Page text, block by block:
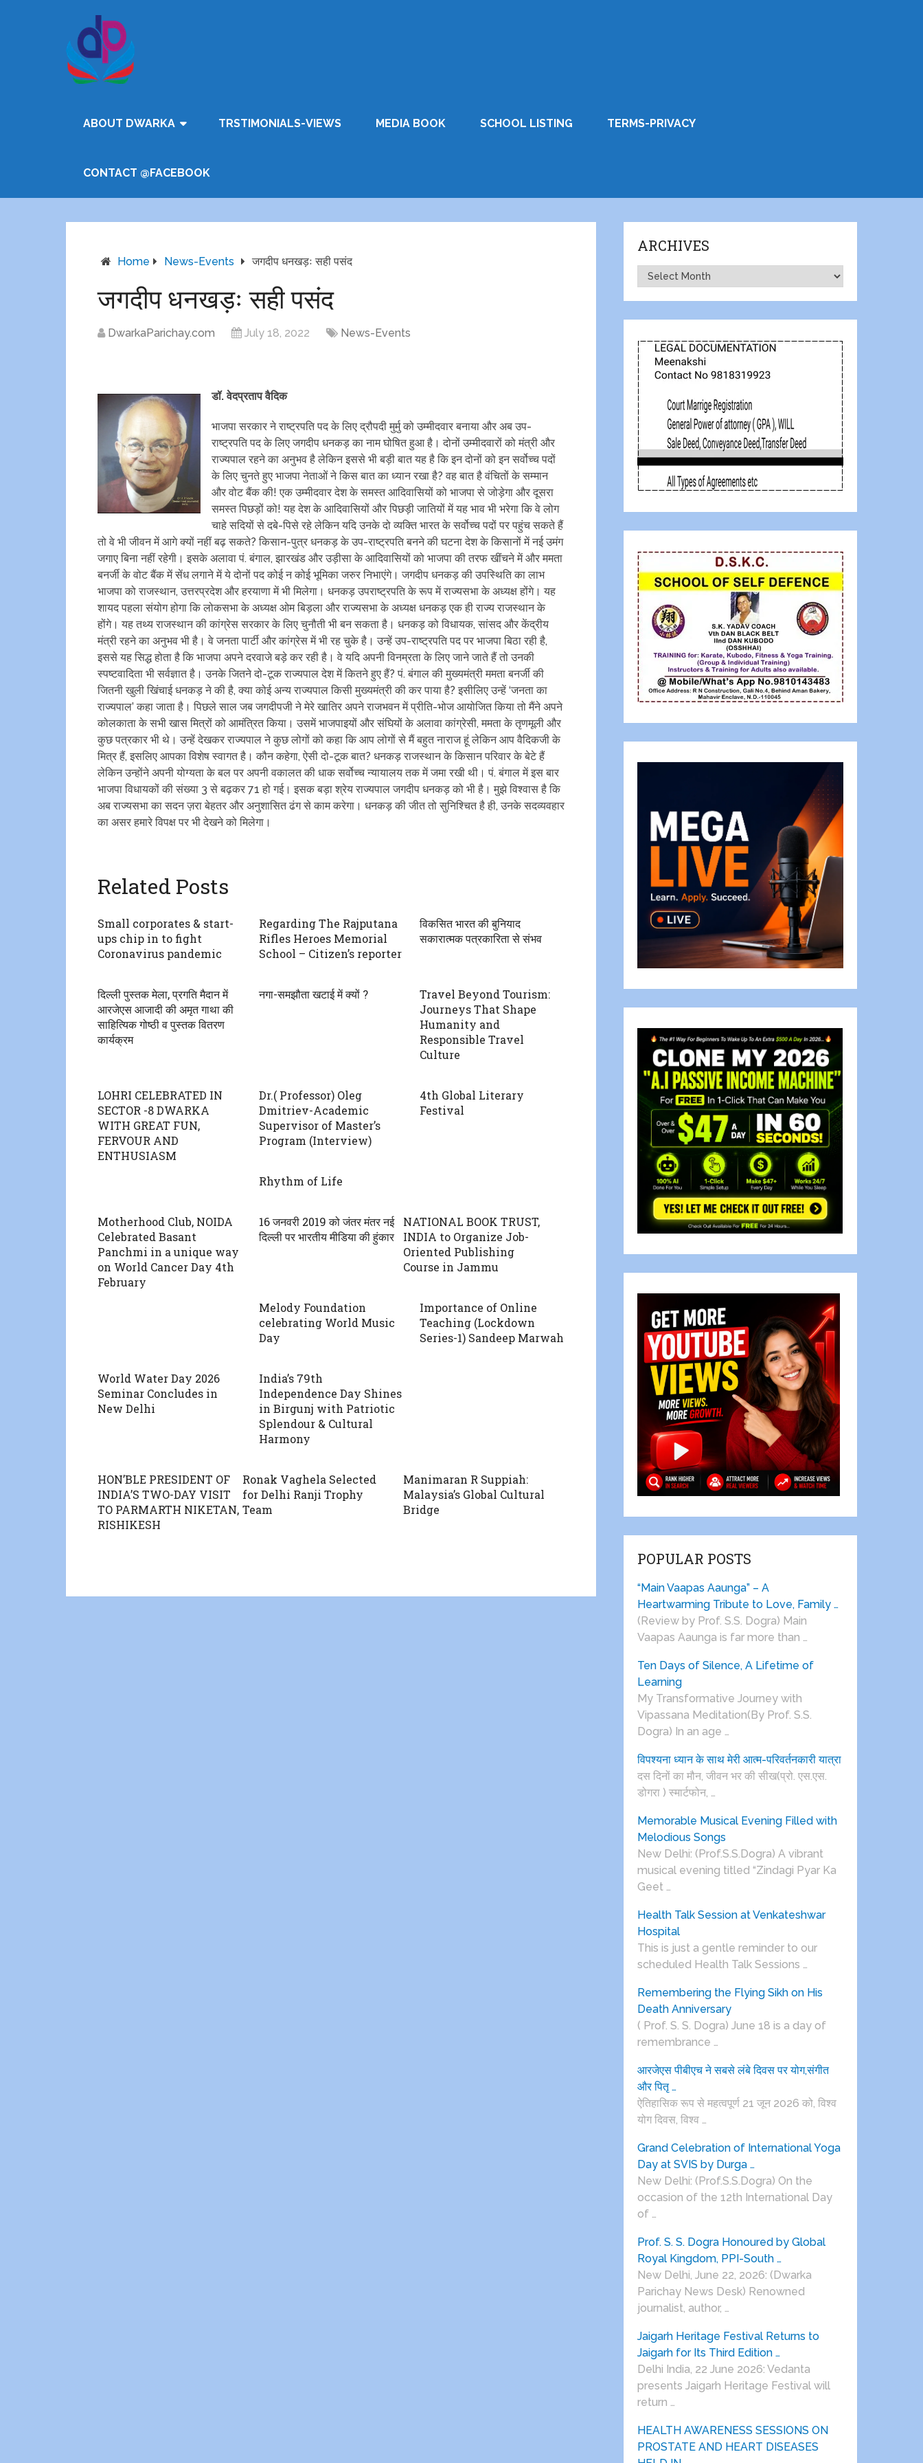
ABOUT DWARKA TRSTIMONIALS-VIEWS MEDIA BOOK SCHOOL LISTING TERMS-PRIVACY
CONTACT @FACEBOOK
Home News-Events जगदीप धनखड़ः सही पसंद
जगदीप धनखड़ः सही पसंद
DwarkaParichay.com July 18, 2022 News-Events
डॉ. वेदप्रताप वैदिक
भाजपा सरकार ने राष्ट्रपति पद के लिए द्रौपदी मुर्मु को उम्मीदवार बनाया और अब उप-
राष्ट्रपति पद के लिए जगदीप धनकड़ का नाम घोषित हुआ है। दोनों उम्मीदवारों को मंत्री और
राज्यपाल रहने का अनुभव है लेकिन इससे भी बड़ी बात यह है कि इन दोनों को इन सर्वोच्च पदों
के लिए चुनते हुए भाजपा नेताओं ने किस बात का ध्यान रखा है? वह बात है वंचितों के सम्मान
और वोट बैंक की! एक उम्मीदवार देश के समस्त आदिवासियों को भाजपा से जोड़ेगा और दूसरा
समस्त पिछड़ों को! यह देश के आदिवासियों और पिछड़ी जातियों में यह भाव भी भरेगा कि वे लोग
चाहे सदियों से दबे-पिसे रहे लेकिन यदि उनके दो व्यक्ति भारत के सर्वोच्च पदों पर पहुंच सकते हैं
तो वे भी जीवन में आगे क्यों नहीं बढ़ सकते? किसान-पुत्र धनकड़ के उप-राष्ट्रपति बनने की घटना देश के किसानों में नई उमंग
जगाए बिना नहीं रहेगी। इसके अलावा पं. बंगाल, झारखंड और उड़ीसा के आदिवासियों को भाजपा की तरफ खींचने में और ममता
बनर्जी के वोट बैंक में सेंध लगाने में ये दोनों पद कोई न कोई भूमिका जरुर निभाएंगे। जगदीप धनकड़ की उपस्थिति का लाभ
भाजपा को राजस्थान, उत्तरप्रदेश और हरयाणा में भी मिलेगा। धनकड़ उपराष्ट्रपति के रूप में राज्यसभा के अध्यक्ष होंगे। यह
शायद पहला संयोग होगा कि लोकसभा के अध्यक्ष ओम बिड़ला और राज्यसभा के अध्यक्ष धनकड़ एक ही राज्य राजस्थान के
होंगे। यह तथ्य राजस्थान की कांग्रेस सरकार के लिए चुनौती भी बन सकता है। धनकड़ को विधायक, सांसद और केंद्रीय
मंत्री रहने का अनुभव भी है। वे जनता पार्टी और कांग्रेस में भी रह चुके है। उन्हें उप-राष्ट्रपति पद पर भाजपा बिठा रही है,
इससे यह सिद्ध होता है कि भाजपा अपने दरवाजे बड़े कर रही है। वे यदि अपनी विनम्रता के लिए जाने जाते हैं तो उनकी
स्पष्टवादिता भी सर्वज्ञात है। उनके जितने दो-टूक राज्यपाल देश में कितने हुए हैं? पं. बंगाल की मुख्यमंत्री ममता बनर्जी की
जितनी खुली खिंचाई धनकड़ ने की है, क्या कोई अन्य राज्यपाल किसी मुख्यमंत्री की कर पाया है? इसीलिए उन्हें ‘जनता का
राज्यपाल’ कहा जाता है। पिछले साल जब जगदीपजी ने मेरे खातिर अपने राजभवन में प्रीति-भोज आयोजित किया तो मैंने अपने
​कोलकाता के सभी खास मित्रों को आमंत्रित किया। उसमें भाजपाइयों और संघियों के अलावा कांग्रेसी, ममता के तृणमूली और
कुछ पत्रकार भी थे। उन्हें देखकर राज्यपाल ने कुछ लोगों को कहा कि आप लोगों से मैं बहुत नाराज हूं लेकिन आप वैदिकजी के
मित्र हैं, इसलिए आपका विशेष स्वागत है। कौन कहेगा, ऐसी दो-टूक बात? धनकड़ राजस्थान के किसान परिवार के बेटे हैं
लेकिन उन्होंने अपनी योग्यता के बल पर अपनी वकालत की धाक सर्वोच्च न्यायालय तक में जमा रखी थी। पं. बंगाल में इस बार
भाजपा विधायकों की संख्या 3 से बढ़कर 71 हो गई। इसक बड़ा श्रेय राज्यपाल जगदीप धनकड़ को भी है। मुझे विश्वास है कि
अब राज्यसभा का सदन ज़रा बेहतर और अनुशासित ढंग से काम करेगा। धनकड़ की जीत तो सुनिश्चित है ही, उनके सदव्यवहार
का असर हमारे विपक्ष पर भी देखने को मिलेगा।
Related Posts
Small corporates & start-
ups chip in to fight
Coronavirus pandemic
Regarding The Rajputana
Rifles Heroes Memorial
School – Citizen’s reporter
विकसित भारत की‌ बुनियाद
सकारात्मक पत्रकारिता से संभव
दिल्ली पुस्तक मेला, प्रगति मैदान में
आरजेएस आजादी की अमृत गाथा की
साहित्यिक गोष्ठी व पुस्तक वितरण
कार्यक्रम
नगा-समझौता खटाई में क्यों ?
Travel Beyond Tourism:
Journeys That Shape
Humanity and
Responsible Travel
Culture
LOHRI CELEBRATED IN
SECTOR -8 DWARKA
WITH GREAT FUN,
FERVOUR AND
ENTHUSIASM
Dr.( Professor) Oleg
Dmitriev-Academic
Supervisor of Master’s
Program (Interview)
4th Global Literary
Festival
Rhythm of Life
Motherhood Club, NOIDA
Celebrated Basant
Panchmi in a unique way
on World Cancer Day 4th
February
16 जनवरी 2019 को जंतर मंतर नई
दिल्ली पर भारतीय मीडिया की हुंकार
NATIONAL BOOK TRUST,
INDIA to Organize Job-
Oriented Publishing
Course in Jammu
Melody Foundation
celebrating World Music
Day
Importance of Online
Teaching (Lockdown
Series-1) Sandeep Marwah
World Water Day 2026
Seminar Concludes in
New Delhi
India’s 79th
Independence Day Shines
in Birgunj with Patriotic
Splendour & Cultural
Harmony
HON’BLE PRESIDENT OF
INDIA’S TWO-DAY VISIT
TO PARMARTH NIKETAN,
RISHIKESH
Ronak Vaghela Selected
for Delhi Ranji Trophy
Team
Manimaran R Suppiah:
Malaysia’s Global Cultural
Bridge
ARCHIVES
Archives
POPULAR POSTS
“Main Vaapas Aaunga” – A
Heartwarming Tribute to Love, Family …
(Review by Prof. S.S. Dogra) Main
Vaapas Aaunga is far more than …
Ten Days of Silence, A Lifetime of
Learning
My Transformative Journey with
Vipassana Meditation(By Prof. S.S.
Dogra) In an age …
विपश्यना ध्यान के साथ मेरी आत्म-परिवर्तनकारी यात्रा
दस दिनों का मौन, जीवन भर की सीख(प्रो. एस.एस.
डोगरा ) स्मार्टफोन, …
Memorable Musical Evening Filled with
Melodious Songs
New Delhi: (Prof.S.S.Dogra) A vibrant
musical evening titled “Zindagi Pyar Ka
Geet …
Health Talk Session at Venkateshwar
Hospital
This is just a gentle reminder to our
scheduled Health Talk Sessions …
Remembering the Flying Sikh on His
Death Anniversary
( Prof. S. S. Dogra) June 18 is a day of
remembrance …
आरजेएस पीबीएच ने सबसे लंबे दिवस पर योग,संगीत
और पितृ …
ऐतिहासिक रूप से महत्वपूर्ण 21 जून 2026 को, विश्व
योग दिवस, विश्व …
Grand Celebration of International Yoga
Day at SVIS by Durga …
New Delhi: (Prof.S.S.Dogra) On the
occasion of the 12th International Day
of …
Prof. S. S. Dogra Honoured by Global
Royal Kingdom, PPI-South …
New Delhi, June 22, 2026: (Dwarka
Parichay News Desk) Renowned
journalist, author, …
Jaigarh Heritage Festival Returns to
Jaigarh for Its Third Edition …
Delhi India, 22 June 2026: Vedanta
presents Jaigarh Heritage Festival will
return …
HEALTH AWARENESS SESSIONS ON
PROSTATE AND HEART DISEASES